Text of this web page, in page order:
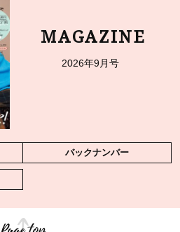
MAGAZINE
2026年9月号
バックナンバー